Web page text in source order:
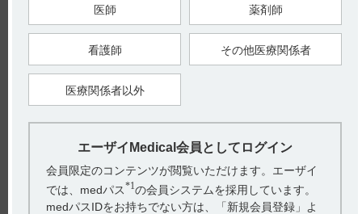
10．2 併用注意（併用に注意すること）
1）サイレース錠1mg・錠2mg電子添文 2023年4月改訂（第1
版）
版） 10．相互作用
【更新年月】
医師 薬剤師
看護師 その他医療関係者
医療関係者以外
エーザイMedical会員としてログイン
会員限定のコンテンツが閲覧いただけます。エーザイ
では、medパス*1の会員システムを採用しています。
medパスIDをお持ちでない方は、「新規会員登録」よ